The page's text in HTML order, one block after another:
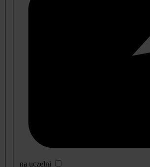
na uczelni